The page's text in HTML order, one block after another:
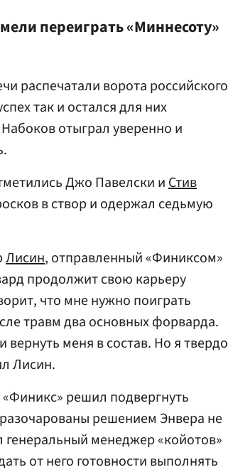
переиграть «Миннесоту»
распечатали ворота российского
так и остался для них
отыграл уверенно и
Джо Павелски иСтив
в створ и одержал седьмую
Лисин, отправленный «Финиксом»
продолжит свою карьеру
что мне нужно поиграть
травм два основных форварда.
меня в состав. Но я твердо
Лисин.
решил подвергнуть
решением Энвера не
менеджер «койотов»
от него готовности выполнять